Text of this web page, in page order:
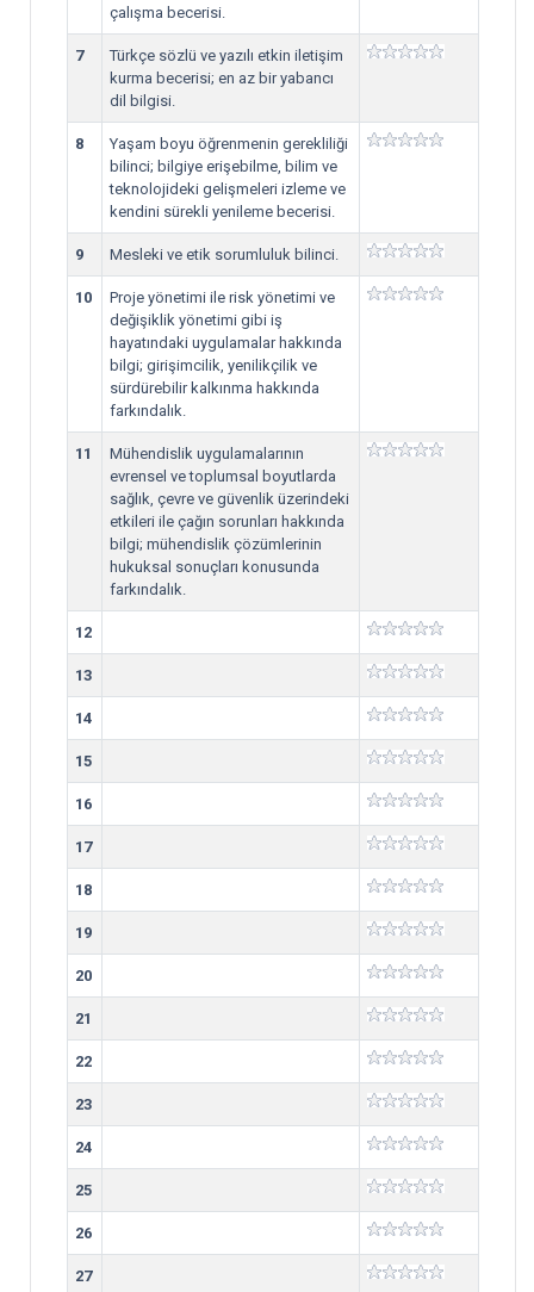
çalışma becerisi.
7
Türkçe sözlü ve yazılı etkin iletişim
kurma becerisi; en az bir yabancı
dil bilgisi.
8
Yaşam boyu öğrenmenin gerekliliği
bilinci; bilgiye erişebilme, bilim ve
teknolojideki gelişmeleri izleme ve
kendini sürekli yenileme becerisi.
9 Mesleki ve etik sorumluluk bilinci.
10
Proje yönetimi ile risk yönetimi ve
değişiklik yönetimi gibi iş
hayatındaki uygulamalar hakkında
bilgi; girişimcilik, yenilikçilik ve
sürdürebilir kalkınma hakkında
farkındalık.
11
Mühendislik uygulamalarının
evrensel ve toplumsal boyutlarda
sağlık, çevre ve güvenlik üzerindeki
etkileri ile çağın sorunları hakkında
bilgi; mühendislik çözümlerinin
hukuksal sonuçları konusunda
farkındalık.
12
13
14
15
16
17
18
19
20
21
22
23
24
25
26
27